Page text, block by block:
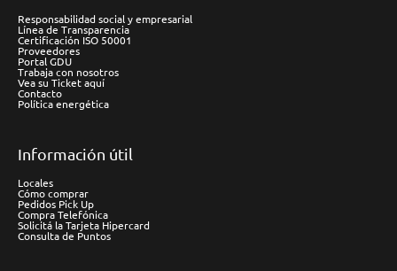
Responsabilidad social y empresarial
Línea de Transparencia
Certificación ISO 50001
Proveedores
Portal GDU
Trabaja con nosotros
Vea su Ticket aquí
Contacto
Política energética
Información útil
Locales
Cómo comprar
Pedidos Pick Up
Compra Telefónica
Solicitá la Tarjeta Hipercard
Consulta de Puntos